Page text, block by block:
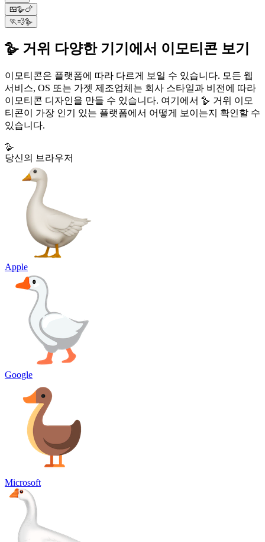
🍱🪿🍗
🏃💨🪿
🪿 거위 다양한 기기에서 이모티콘 보기
이모티콘은 플랫폼에 따라 다르게 보일 수 있습니다. 모든 웹
서비스, OS 또는 가젯 제조업체는 회사 스타일과 비전에 따라
이모티콘 디자인을 만들 수 있습니다. 여기에서 🪿 거위 이모
티콘이 가장 인기 있는 플랫폼에서 어떻게 보이는지 확인할 수
있습니다.
🪿
당신의 브라우저
Apple
Google
Microsoft